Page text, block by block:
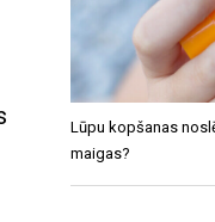
Lūpu kopšanas
maigas?